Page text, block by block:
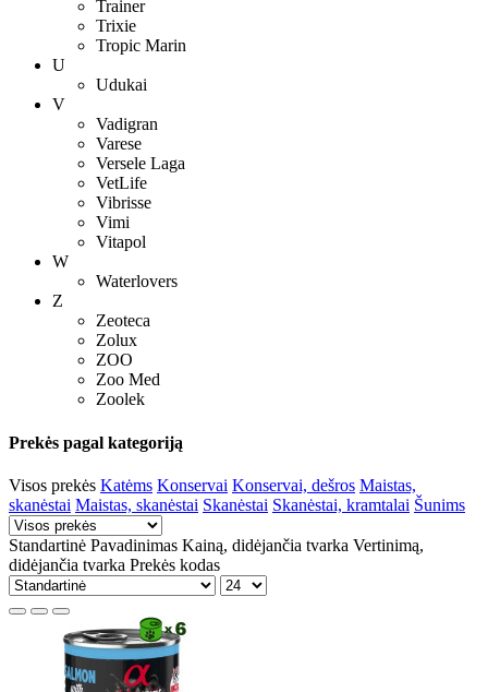
Trainer
Trixie
Tropic Marin
U
Udukai
V
Vadigran
Varese
Versele Laga
VetLife
Vibrisse
Vimi
Vitapol
W
Waterlovers
Z
Zeoteca
Zolux
ZOO
Zoo Med
Zoolek
Prekės pagal kategoriją
Visos prekės Katėms Konservai Konservai, dešros Maistas,
skanėstai Maistas, skanėstai Skanėstai Skanėstai, kramtalai Šunims
Standartinė Pavadinimas Kainą, didėjančia tvarka Vertinimą,
didėjančia tvarka Prekės kodas